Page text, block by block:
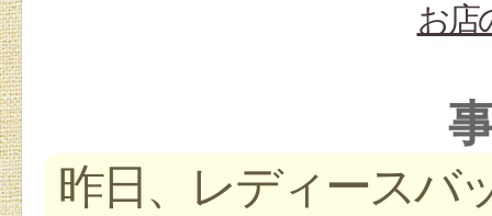
お店
昨日、レディースバ